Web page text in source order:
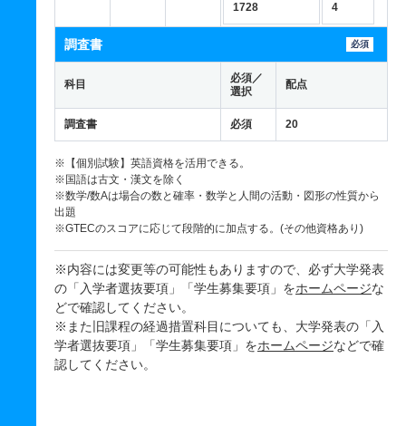
1728 4
調査書 必須
科目
必須／
選択
配点
調査書 必須 20
※【個別試験】英語資格を活用できる。
※国語は古文・漢文を除く
※数学/数Aは場合の数と確率・数学と人間の活動・図形の性質から
出題
※GTECのスコアに応じて段階的に加点する。(その他資格あり)
※内容には変更等の可能性もありますので、必ず大学発表
の「入学者選抜要項」「学生募集要項」をホームページな
どで確認してください。
※また旧課程の経過措置科目についても、大学発表の「入
学者選抜要項」「学生募集要項」をホームページなどで確
認してください。